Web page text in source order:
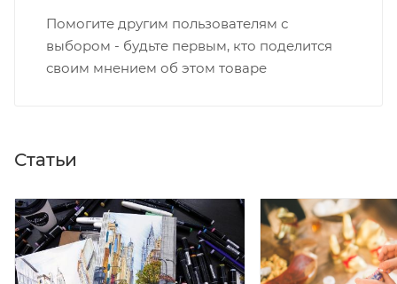
Помогите другим пользователям с
выбором - будьте первым, кто поделится
своим мнением об этом товаре
Статьи